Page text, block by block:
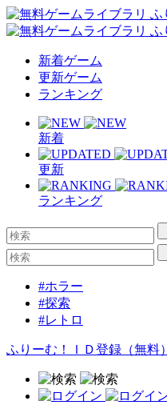
新着ゲーム
更新ゲーム
ランキング
新着
更新
ランキング
#ホラー
#探索
#レトロ
ふりーむ！ＩＤ登録（無料）